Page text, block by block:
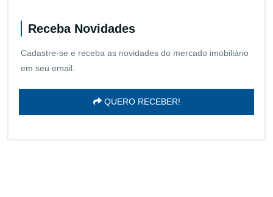
Receba Novidades
Cadastre-se e receba as novidades do mercado imobiliário
em seu email.
QUERO RECEBER!